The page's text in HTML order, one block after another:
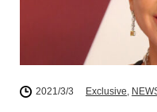
2021/3/3 Exclusive,